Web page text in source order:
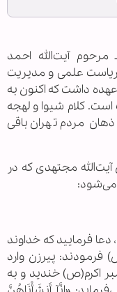
مرحوم آیت‌الله احمد
علمی و مدیریت
داشت که اکنون به
کلام شیوا و لهجه
مردم تهران باقی
آیت‌الله مجتهدی که در
می‌شود:
فرمایید که خداوند
فرمودند: پیرزن وارد
اکرم(ص) خندید و به